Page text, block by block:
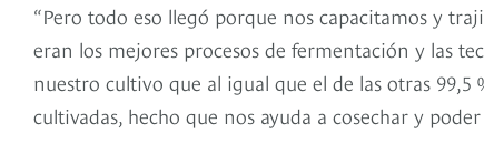
“Pero todo eso llegó porque nos capacitamos y
eran los mejores procesos de fermentación y las
nuestro cultivo que al igual que el de las otras 99,5
cultivadas, hecho que nos ayuda a cosechar y